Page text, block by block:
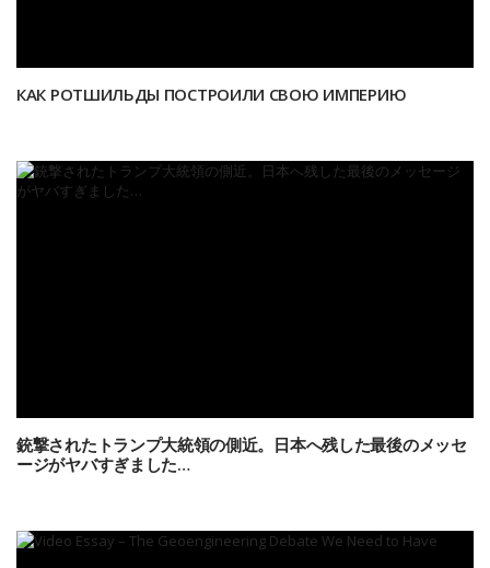
КАК РОТШИЛЬДЫ ПОСТРОИЛИ СВОЮ ИМПЕРИЮ
銃撃されたトランプ大統領の側近。日本へ残した最後のメッセ
ージがヤバすぎました…